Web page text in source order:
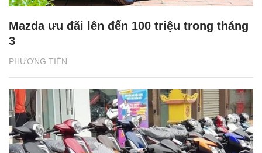
PHƯƠNG TIỆN
Mazda ưu đãi lên đến 100 triệu trong tháng
3